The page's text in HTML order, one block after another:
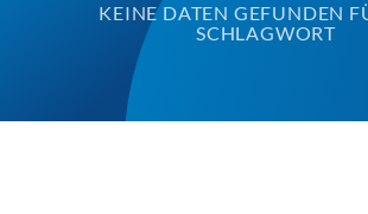
KEINE DATEN GEFUNDEN
SCHLAGWORT